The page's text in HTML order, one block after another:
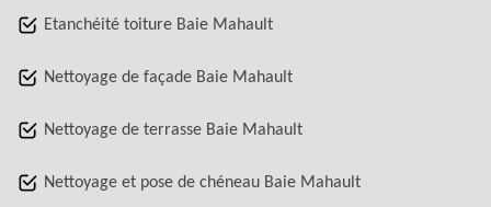
Etanchéité toiture Baie Mahault
Nettoyage de façade Baie Mahault
Nettoyage de terrasse Baie Mahault
Nettoyage et pose de chéneau Baie Mahault